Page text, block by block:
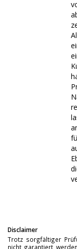
Disclaimer
Trotz sorgfältiger
nicht garantiert